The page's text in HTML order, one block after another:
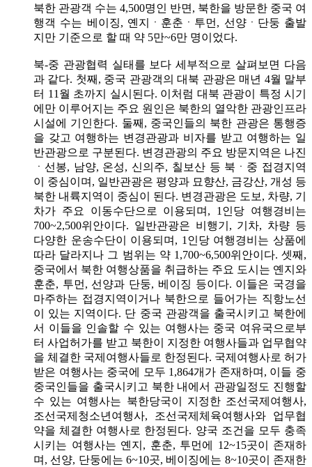
북한 관광객 수는 4,500명인 반면, 북한을 방문한 중국 여
행객 수는 베이징, 옌지ㆍ훈춘ㆍ투먼, 선양ㆍ단둥 출발
지만 기준으로 할 때 약 5만~6만 명이었다.
북-중 관광협력 실태를 보다 세부적으로 살펴보면 다음
과 같다. 첫째, 중국 관광객의 대북 관광은 매년 4월 말부
터 11월 초까지 실시된다. 이처럼 대북 관광이 특정 시기
에만 이루어지는 주요 원인은 북한의 열악한 관광인프라
시설에 기인한다. 둘째, 중국인들의 북한 관광은 통행증
을 갖고 여행하는 변경관광과 비자를 받고 여행하는 일
반관광으로 구분된다. 변경관광의 주요 방문지역은 나진
ㆍ선봉, 남양, 온성, 신의주, 칠보산 등 북ㆍ중 접경지역
이 중심이며, 일반관광은 평양과 묘향산, 금강산, 개성 등
북한 내륙지역이 중심이 된다. 변경관광은 도보, 차량, 기
차가 주요 이동수단으로 이용되며, 1인당 여행경비는
700~2,500위안이다. 일반관광은 비행기, 기차, 차량 등
다양한 운송수단이 이용되며, 1인당 여행경비는 상품에
따라 달라지나 그 범위는 약 1,700~6,500위안이다. 셋째,
중국에서 북한 여행상품을 취급하는 주요 도시는 옌지와
훈춘, 투먼, 선양과 단둥, 베이징 등이다. 이들은 국경을
마주하는 접경지역이거나 북한으로 들어가는 직항노선
이 있는 지역이다. 단 중국 관광객을 출국시키고 북한에
서 이들을 인솔할 수 있는 여행사는 중국 여유국으로부
터 사업허가를 받고 북한이 지정한 여행사들과 업무협약
을 체결한 국제여행사들로 한정된다. 국제여행사로 허가
받은 여행사는 중국에 모두 1,864개가 존재하며, 이들 중
중국인들을 출국시키고 북한 내에서 관광일정도 진행할
수 있는 여행사는 북한당국이 지정한 조선국제여행사,
조선국제청소년여행사, 조선국제체육여행사와 업무협
약을 체결한 여행사로 한정된다. 양국 조건을 모두 충족
시키는 여행사는 옌지, 훈춘, 투먼에 12~15곳이 존재하
며, 선양, 단둥에는 6~10곳, 베이징에는 8~10곳이 존재한